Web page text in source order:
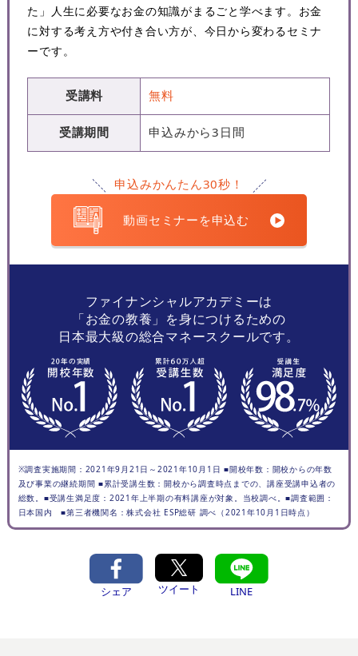
た」人生に必要なお金の知識がまるごと学べます。お金
に対する考え方や付き合い方が、今日から変わるセミナ
ーです。
受講料 無料
受講期間 申込みから3日間
申込みかんたん30秒！
動画セミナーを申込む
ファイナンシャルアカデミーは
「お金の教養」を身につけるための
日本最大級の総合マネースクールです。
※調査実施期間：2021年9月21日～2021年10月1日 ■開校年数：開校からの年数
及び事業の継続期間 ■累計受講生数：開校から調査時点までの、講座受講申込者の
総数。■受講生満足度：2021年上半期の有料講座が対象。当校調べ。■調査範囲：
日本国内 ■第三者機関名：株式会社 ESP総研 調べ（2021年10月1日時点）
シェア ツイート LINE